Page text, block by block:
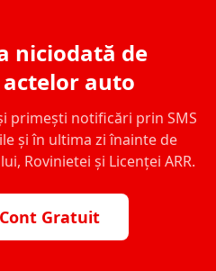
niciodată de
auto
primești notificări prin SMS
și în ultima zi înainte de
Rovinietei și Licenței ARR.
Gratuit